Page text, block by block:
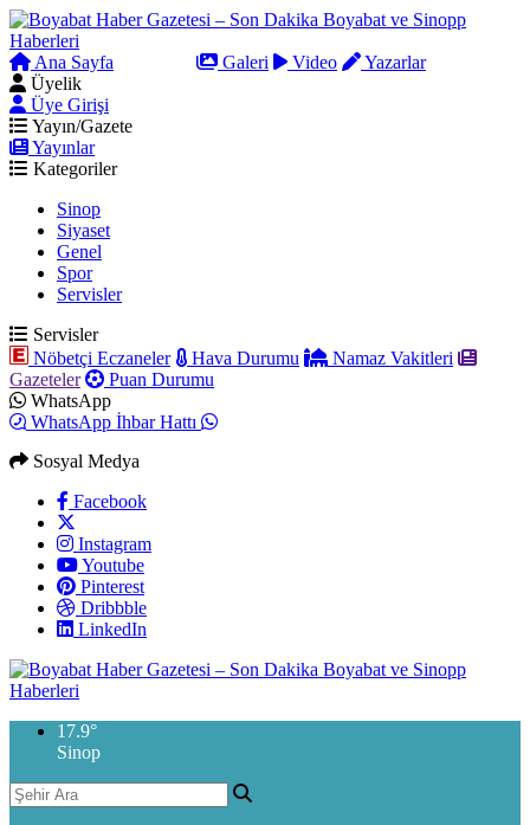
Ana Sayfa Galeri Video
Yazarlar
Üyelik
Üye Girişi
Yayın/Gazete
Yayınlar
Kategoriler
Sinop
Siyaset
Genel
Spor
Servisler
Servisler
Nöbetçi Eczaneler
Hava Durumu
Namaz Vakitleri
Gazeteler
Puan Durumu
WhatsApp
WhatsApp İhbar Hattı
Sosyal Medya
Facebook
Instagram
Youtube
Pinterest
Dribbble
LinkedIn
17.9°
Sinop